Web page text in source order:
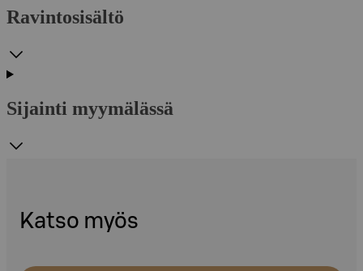
Ravintosisältö
Sijainti myymälässä
Katso myös